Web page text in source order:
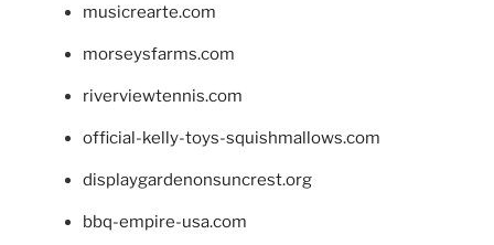
musicrearte.com
morseysfarms.com
riverviewtennis.com
official-kelly-toys-squishmallows.com
displaygardenonsuncrest.org
bbq-empire-usa.com